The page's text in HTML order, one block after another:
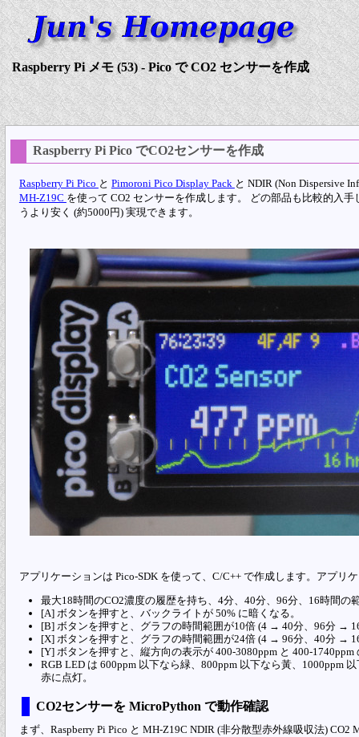
Raspberry Pi メモ (53) - Pico で CO2 センサーを作成
Raspberry Pi Pico でCO2センサーを作成
Raspberry Pi Pico と Pimoroni Pico Display Pack と NDIR (Non Dispersive
MH-Z19C を使って CO2 センサーを作成します。 どの部品も比較的入
うより安く (約5000円) 実現できます。
アプリケーションは Pico-SDK を使って、C/C++ で作成します。アプリ
最大18時間のCO2濃度の履歴を持ち、4分、40分、96分、16時間の
[A] ボタンを押すと、バックライトが 50% に暗くなる。
[B] ボタンを押すと、グラフの時間範囲が10倍 (4 → 40分、96分 →
[X] ボタンを押すと、グラフの時間範囲が24倍 (4 → 96分、40分 →
[Y] ボタンを押すと、縦方向の表示が 400-3080ppm と 400-1740ppm
RGB LED は 600ppm 以下なら緑、800ppm 以下なら黃、1000ppm
赤に点灯。
CO2センサーを MicroPython で動作確認
まず、Raspberry Pi Pico と MH-Z19C NDIR (非分散型赤外線吸収法)